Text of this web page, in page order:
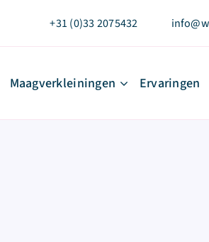
+31 (0)33 2075432
Maagverkleiningen Ervaringen